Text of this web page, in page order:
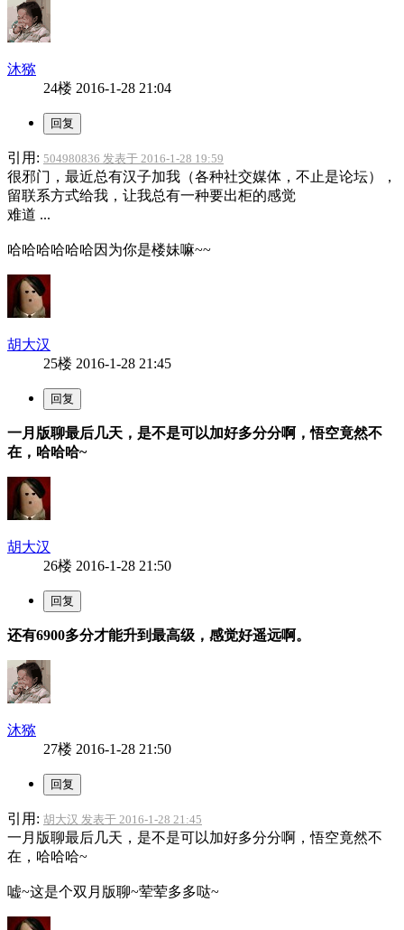
沐猕
24楼 2016-1-28 21:04
引用: 504980836 发表于 2016-1-28 19:59
很邪门，最近总有汉子加我（各种社交媒体，不止是论坛），
留联系方式给我，让我总有一种要出柜的感觉
难道 ...
哈哈哈哈哈哈因为你是楼妹嘛~~
胡大汉
25楼 2016-1-28 21:45
一月版聊最后几天，是不是可以加好多分分啊，悟空竟然不
在，哈哈哈~
胡大汉
26楼 2016-1-28 21:50
还有6900多分才能升到最高级，感觉好遥远啊。
沐猕
27楼 2016-1-28 21:50
引用: 胡大汉 发表于 2016-1-28 21:45
一月版聊最后几天，是不是可以加好多分分啊，悟空竟然不
在，哈哈哈~
嘘~这是个双月版聊~荤荤多多哒~